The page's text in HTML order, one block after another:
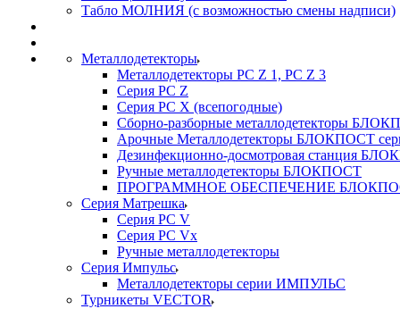
Табло МОЛНИЯ (с возможностью смены надписи)
Металлодетекторы
Металлодетекторы РС Z 1, PC Z 3
Серия РС Z
Серия РС X (всепогодные)
Сборно-разборные металлодетекторы
Арочные Металлодетекторы БЛОКПОСТ
Дезинфекционно-досмотровая станция
Ручные металлодетекторы БЛОКПОСТ
ПРОГРАММНОЕ ОБЕСПЕЧЕНИЕ
Серия Матрешка
Серия PC V
Серия PC Vx
Ручные металлодетекторы
Серия Импульс
Металлодетекторы серии ИМПУЛЬС
Турникеты VECTOR